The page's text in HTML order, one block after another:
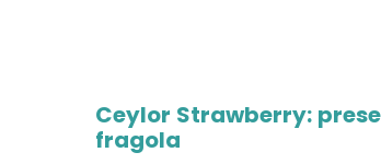
Ceylor Strawberry:
fragola